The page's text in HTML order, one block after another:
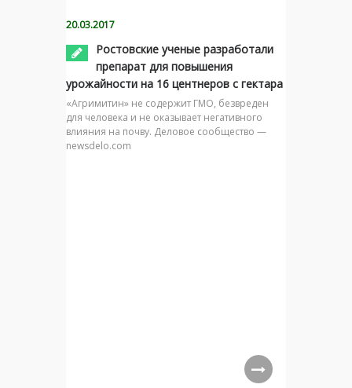
20.03.2017
Ростовские ученые разработали
препарат для повышения
урожайности на 16 центнеров с гектара
«Агримитин» не содержит ГМО, безвреден
для человека и не оказывает негативного
влияния на почву. Деловое сообщество —
newsdelo.com